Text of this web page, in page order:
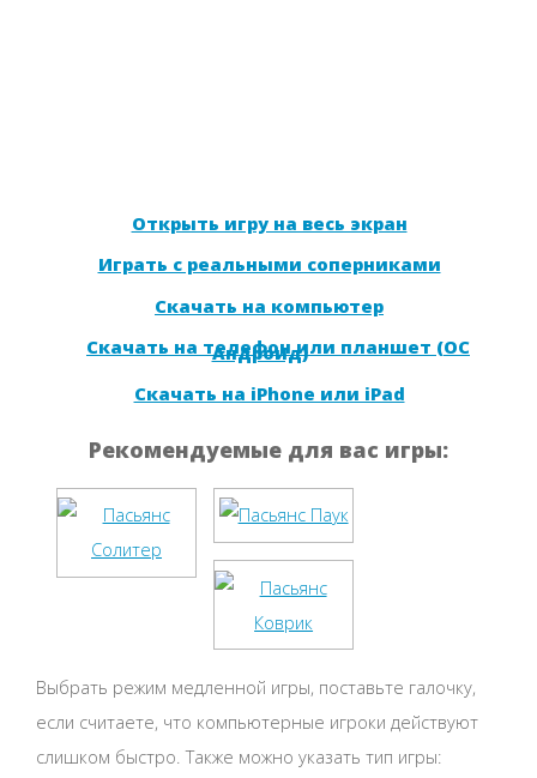
Открыть игру на весь экран
Играть с реальными соперниками
Скачать на компьютер
Скачать на телефон или планшет (ОС
Андроид)
Скачать на iPhone или iPad
Рекомендуемые для вас игры:
Выбрать режим медленной игры, поставьте галочку,
если считаете, что компьютерные игроки действуют
слишком быстро. Также можно указать тип игры: